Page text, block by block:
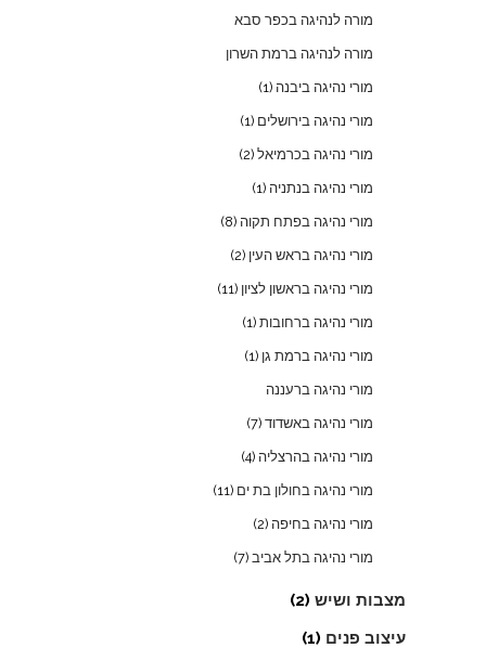
מורה לנהיגה בכפר סבא
מורה לנהיגה ברמת השרון
מורי נהיגה ביבנה (1)
מורי נהיגה בירושלים (1)
מורי נהיגה בכרמיאל (2)
מורי נהיגה בנתניה (1)
מורי נהיגה בפתח תקוה (8)
מורי נהיגה בראש העין (2)
מורי נהיגה בראשון לציון (11)
מורי נהיגה ברחובות (1)
מורי נהיגה ברמת גן (1)
מורי נהיגה ברעננה
מורי נהיגה באשדוד (7)
מורי נהיגה בהרצליה (4)
מורי נהיגה בחולון בת ים (11)
מורי נהיגה בחיפה (2)
מורי נהיגה בתל אביב (7)
מצבות ושיש (2)
עיצוב פנים (1)